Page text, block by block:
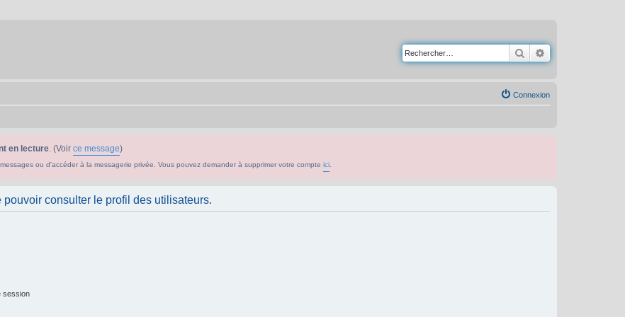
Rechercher
Connexion
en lecture. (Voir ce message)
ou d'accéder à la messagerie privée. Vous pouvez demander à supprimer votre compte ici
consulter le profil des utilisateurs.
session